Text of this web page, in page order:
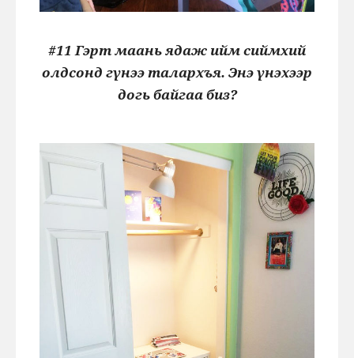
#11 Гэрт маань ядаж ийм сиймхий
олдсонд гүнээ талархъя. Энэ үнэхээр
догь байгаа биз?